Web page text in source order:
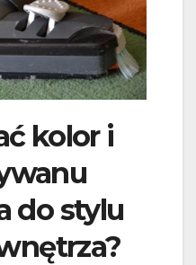
kolor i
do stylu